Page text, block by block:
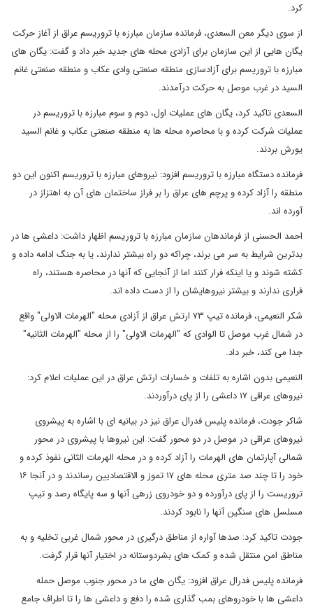
کرد.
از سوی دیگر معن السعدی، فرمانده سازمان مبارزه با تروریسم عراق از آغاز حرکت
یگان هایی از این سازمان برای آزادی محله های جدید خبر داد و گفت: یگان های
مبارزه با تروریسم برای آزادسازی منطقه صنعتی وادی عکاب و منطقه صنعتی غانم
السید در غرب موصل به حرکت درآمدند.
السعدی تاکید کرد، یگان های عملیات اول، دوم و سوم مبارزه با تروریسم در
عملیات شرکت کرده و با محاصره محله ها به منطقه صنعتی عکاب و غانم السید
یورش بردند.
فرمانده دستگاه مبارزه با تروریسم افزود: نیروهای مبارزه با تروریسم اکنون این دو
منطقه را آزاد کرده و پرچم های عراق را بر فراز ساختمان های آن به اهتزاز در
آورده اند.
احمد الحسنی از فرماندهان سازمان مبارزه با تروریسم اظهار داشت: داعشی ها در
بدترین شرایط به سر می برند، چراکه دو راه بیشتر ندارند، یا به جنگ ادامه داده و
کشته شوند و یا اینکه فرار کنند اما از آنجایی که آنها در محاصره هستند، راه
فراری ندارند و بیشتر نیروهایشان را از دست داده اند.
شکر النعیمی، فرمانده تیپ ۷۳ ارتش عراق از آزادی محله "الهرمات الاولی" واقع
در شمال غرب موصل تا الوادی که "الهرمات الاولی" را از محله "الهرمات الثانیه"
جدا می کند، خبر داد.
النعیمی بدون اشاره به تلفات و خسارات ارتش عراق در این عملیات اعلام کرد:
نیروهای عراقی ۱۷ داعشی را از پای درآوردند.
شاکر جودت، فرمانده پلیس فدرال عراق نیز در بیانیه ای با اشاره به پیشروی
نیروهای عراقی در موصل در دو محور گفت: این نیروها با پیشروی در محور
شمالی آپارتمان های الهرمات را آزاد کرده و در محله الهرمات الثانی نفوذ کرده و
خود را تا چند صد متری محله های ۱۷ تموز و الاقتصادیین رساندند و در آنجا ۱۶
تروریست را از پای درآورده و دو خودروی زرهی آنها و سه پایگاه رصد و تیپ
مسلسل های سنگین آنها را نابود کردند.
جودت تاکید کرد: صدها آواره از مناطق درگیری در محور شمال غربی تخلیه و به
مناطق امن منتقل شده و کمک های بشردوستانه در اختیار آنها قرار گرفت.
فرمانده پلیس فدرال عراق افزود: یگان های ما در محور جنوب موصل حمله
داعشی ها با خودروهای بمب گذاری شده را دفع و داعشی ها را تا اطراف جامع